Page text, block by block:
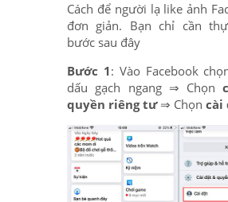
Cách để người lạ like ảnh
đơn giản. Bạn chỉ cần
bước sau đây
Bước 1: Vào Facebook
dấu gạch ngang ⇒ Chọn
quyền riêng tư⇒ Chọn cài